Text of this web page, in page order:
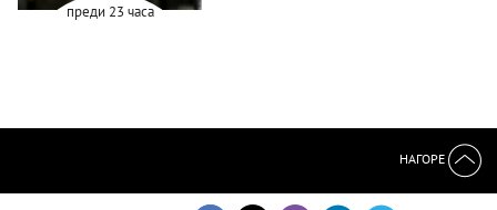
преди 23 часа
НАГОРЕ